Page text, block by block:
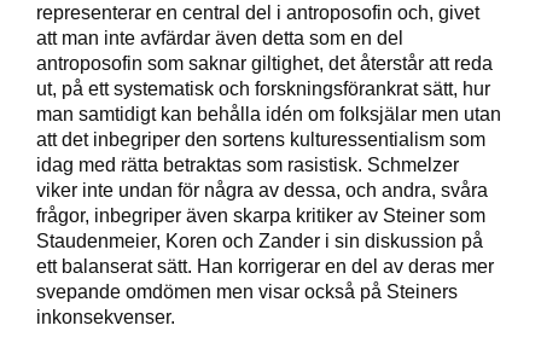
representerar en central del i antroposofin och, givet
att man inte avfärdar även detta som en del
antroposofin som saknar giltighet, det återstår att reda
ut, på ett systematisk och forskningsförankrat sätt, hur
man samtidigt kan behålla idén om folksjälar men utan
att det inbegriper den sortens kulturessentialism som
idag med rätta betraktas som rasistisk. Schmelzer
viker inte undan för några av dessa, och andra, svåra
frågor, inbegriper även skarpa kritiker av Steiner som
Staudenmeier, Koren och Zander i sin diskussion på
ett balanserat sätt. Han korrigerar en del av deras mer
svepande omdömen men visar också på Steiners
inkonsekvenser.